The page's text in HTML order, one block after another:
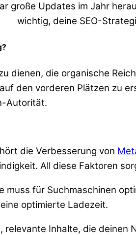
große Updates im Jahr
wichtig, deine SEO-
dienen, die organische
den vorderen Plätzen zu
Autorität.
die Verbesserung von
All diese Faktoren
muss für Suchmaschinen
optimierte Ladezeit.
relevante Inhalte, die deinen